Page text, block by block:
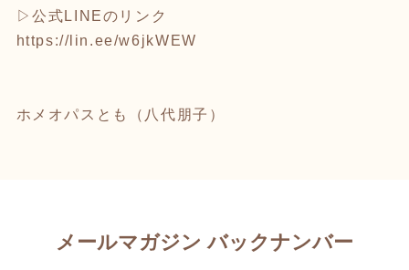
▷公式LINEのリンク
https://lin.ee/w6jkWEW
ホメオパスとも（八代朋子）
メールマガジン バックナンバー